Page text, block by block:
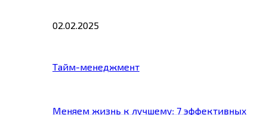
02.02.2025
Тайм-менеджмент
Меняем жизнь к лучшему: 7 эффективных